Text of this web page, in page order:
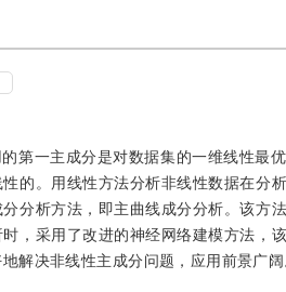
的第一主成分是对数据集的一维线性最
的。用线性方法分析非线性数据在分
分析方法，即主曲线成分分析。该方
，采用了改进的神经网络建模方法，
解决非线性主成分问题，应用前景广阔